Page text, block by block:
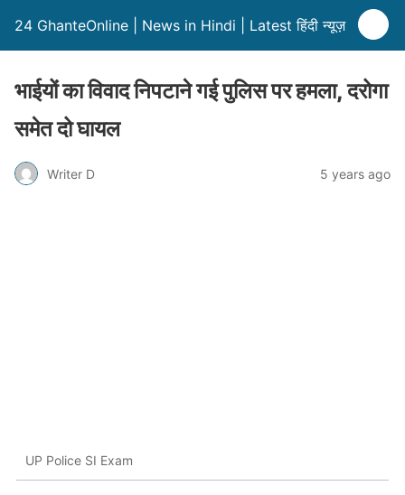
24 GhanteOnline | News in Hindi | Latest हिंदी न्यूज़
भाईयों का विवाद निपटाने गई पुलिस पर हमला, दरोगा
समेत दो घायल
Writer D 5 years ago
UP Police SI Exam